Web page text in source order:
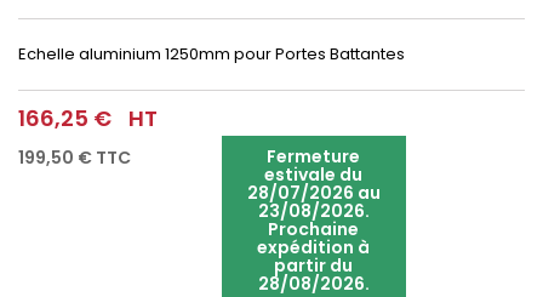
Echelle aluminium 1250mm pour Portes Battantes
166,25 € HT
199,50 € TTC Fermeture
estivale du
28/07/2026 au
23/08/2026.
Prochaine
expédition à
partir du
28/08/2026.